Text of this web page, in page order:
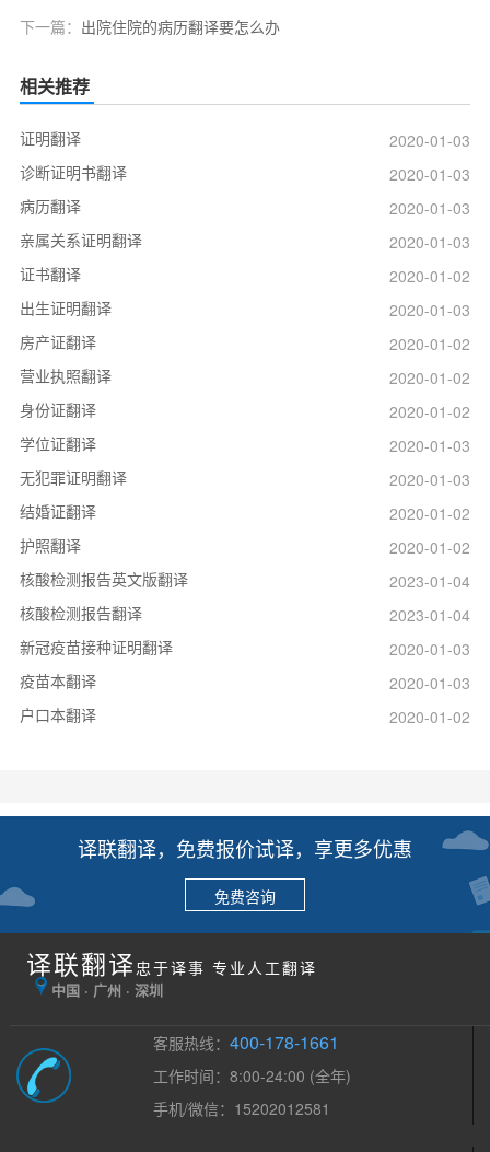
下一篇： 出院住院的病历翻译要怎么办
相关推荐
证明翻译
2020-01-03
诊断证明书翻译
2020-01-03
病历翻译
2020-01-03
亲属关系证明翻译
2020-01-03
证书翻译
2020-01-02
出生证明翻译
2020-01-03
房产证翻译
2020-01-02
营业执照翻译
2020-01-02
身份证翻译
2020-01-02
学位证翻译
2020-01-03
无犯罪证明翻译
2020-01-03
结婚证翻译
2020-01-02
护照翻译
2020-01-02
核酸检测报告英文版翻译
2023-01-04
核酸检测报告翻译
2023-01-04
新冠疫苗接种证明翻译
2020-01-03
疫苗本翻译
2020-01-03
户口本翻译
2020-01-02
译联翻译，免费报价试译，享更多优惠
免费咨询
译联翻译 忠于译事 专业人工翻译
中国 · 广州 · 深圳
客服热线：400-178-1661
工作时间：8:00-24:00 (全年)
手机/微信：15202012581